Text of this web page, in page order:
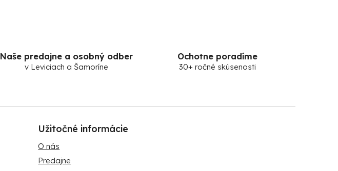
Naše predajne a osobný odber
v Leviciach a Šamoríne
Ochotne poradíme
30+ ročné skúsenosti
Užitočné informácie
O nás
Predajne